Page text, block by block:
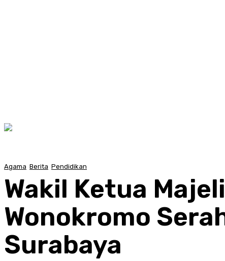
Agama Berita Pendidikan
Wakil Ketua
Wonokromo
Surabaya